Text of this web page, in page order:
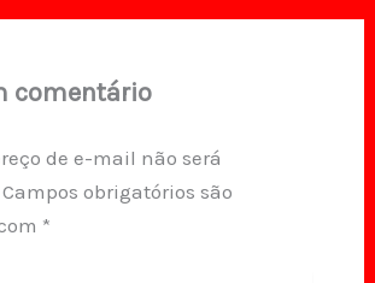
comentário
de e-mail não será
Campos obrigatórios são
*